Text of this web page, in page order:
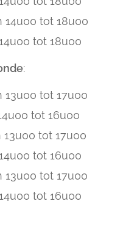
tot 18u00
tot 18u00
:
tot 17u00
tot 16u00
tot 17u00
tot 16u00
tot 17u00
tot 16u00